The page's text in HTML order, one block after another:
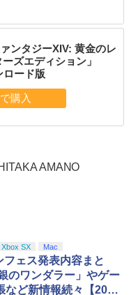
ンタジーXIV: 黄金のレ
ズエディション」
ード版
AMANO
Xbox SX Mac
フェス発表内容まと
のワンダラー」やゲー
など新情報続々【2026